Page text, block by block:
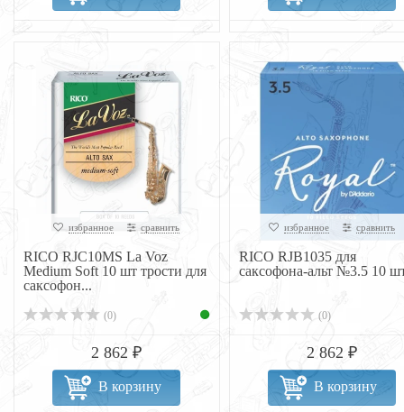
избранное сравнить
RICO RJC10MS La Voz
Medium Soft 10 шт трости для
саксофон...
(0)
2 862 ₽
В корзину
избранное сравнить
RICO RJB1035 для
саксофона-альт №3.5 10
(0)
2 862 ₽
В корзину